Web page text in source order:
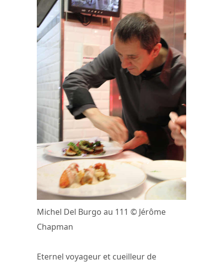
Michel Del Burgo au 111 © Jérôme
Chapman
Eternel voyageur et cueilleur de